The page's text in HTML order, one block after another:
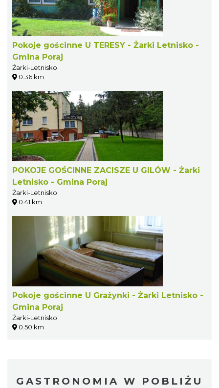
Pokoje gościnne U TERESY - Żarki Letnisko -
Gmina Poraj
Żarki-Letnisko
0.36 km
POKOJE GOŚCINNE ZACISZE U GILÓW - Żarki
Letnisko - Gmina Poraj
Żarki-Letnisko
0.41 km
Pokoje gościnne U Grażynki - Żarki Letnisko -
Gmina Poraj
Żarki-Letnisko
0.50 km
GASTRONOMIA W POBLIŻU